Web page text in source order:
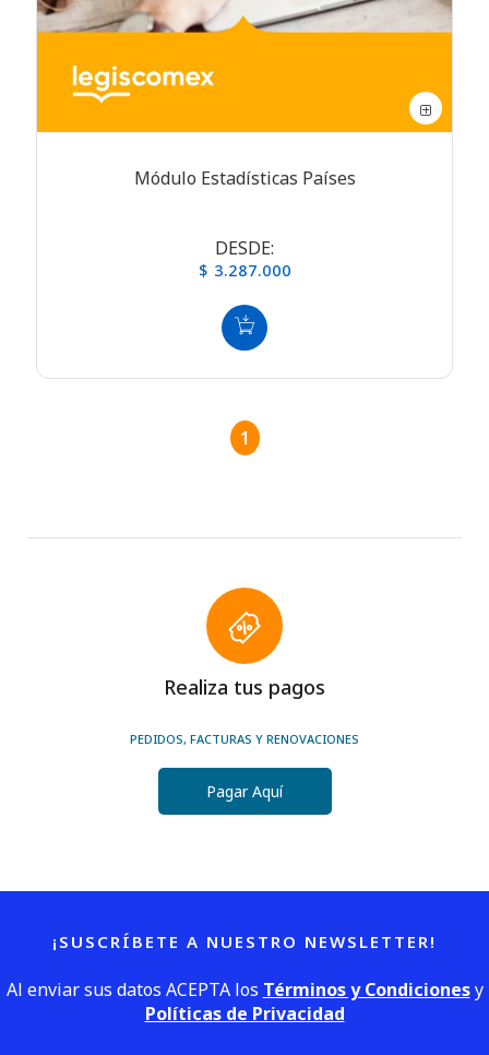
Módulo Estadísticas Países
DESDE:
$ 3.287.000
1
Realiza tus pagos
PEDIDOS, FACTURAS Y RENOVACIONES
Pagar Aquí
¡SUSCRÍBETE A NUESTRO NEWSLETTER!
Al enviar sus datos ACEPTA los Términos y Condicionesy
Políticas de Privacidad